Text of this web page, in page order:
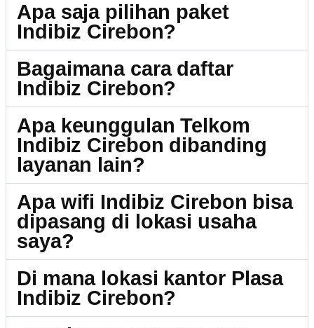
Apa saja pilihan paket
Indibiz Cirebon?
Bagaimana cara daftar
Indibiz Cirebon?
Apa keunggulan Telkom
Indibiz Cirebon dibanding
layanan lain?
Apa wifi Indibiz Cirebon bisa
dipasang di lokasi usaha
saya?
Di mana lokasi kantor Plasa
Indibiz Cirebon?